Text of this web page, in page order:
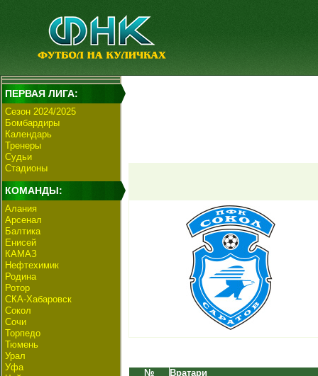
ПЕРВАЯ ЛИГА:
Сезон 2024/2025
Бомбардиры
Календарь
Тренеры
Судьи
Стадионы
КОМАНДЫ:
Алания
Арсенал
Балтика
Енисей
КАМАЗ
Нефтехимик
Родина
Ротор
СКА-Хабаровск
Сокол
Сочи
Торпедо
Тюмень
Урал
Уфа
№
Вратари